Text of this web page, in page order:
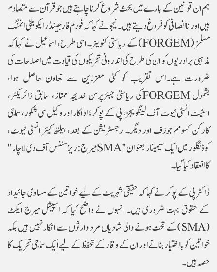
ہم ان قوانین کے بارے میں بحث شروع کرنا چاہتے ہیں جو قرآن سے متصادم
ہیں اور ناانصافی کو فروغ دیتے ہیں۔ نیجو نے کہاکہ فورم فار جینڈر ایکویلٹی انمنگ
مسلمز (FORGEM) کے ریاستی کنوینر۔ اسی طرح، اسماعیل نے کہا کہ
مذہبی برادریوں کو ان کی طرح کی اندرونی تحریکوں کی قیادت میں اصلاحات کی
ضرورت ہے۔اس تقریب کو کئی معززین سے تعاون حاصل ہوا،
بشمولFORGEMکی ریاستی چیئرپرسن خدیجہ ممتاز، سابق ڈائریکٹر،
اسٹیٹ انسٹی ٹیوٹ آف لینگویجز، پی کے پوکر؛ اداکار اور وکیل سی شکور، سماجی
کارکن کسومم جوزف اور دیگر۔ رجسٹریشن کے بعد، ہیلتھ کیئر انسٹی ٹیوٹ،
کوڈنگلور میں ایک سیمینار بعنوان "SMAمیرج: ریزسٹنس آف دی لاچار"
کا انعقاد کیا گیا۔
ڈاکٹر پی کے پوکر نے کہا کہ حقیقی شہریت کے لیے خواتین کے مساوی جائیداد
کے حقوق بہت ضروری ہیں۔ انہوں نے واضح کیا کہ اسپیشل میرج ایکٹ
(
SMA) کے تحت ہونے والی شادیاں مرد وارثوں سے انکار نہیں ہیں بلکہ
خواتین کو بااختیار بنانے اور ان کے وقار کے تحفظ کے لیے ایک سماجی تحریک کا
حصہ ہیں۔